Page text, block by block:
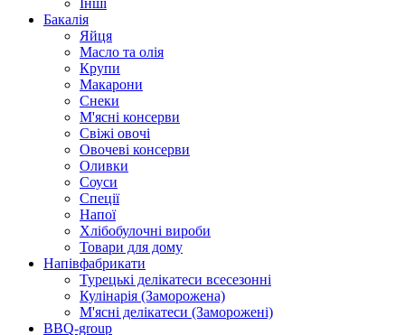
Інші
Бакалія
Яйця
Масло та олія
Крупи
Макарони
Снеки
М'ясні консерви
Свіжі овочі
Овочеві консерви
Оливки
Соуси
Спеції
Напої
Хлібобулочні вироби
Товари для дому
Напівфабрикати
Турецькі делікатеси всесезонні
Кулінарія (Заморожена)
М'ясні делікатеси (Заморожені)
BBQ-group